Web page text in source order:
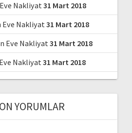
Nakliyat31 Mart 2018
Eve Nakliyat31 Mart 2018
Eve Nakliyat31 Mart 2018
Nakliyat31 Mart 2018
YORUMLAR